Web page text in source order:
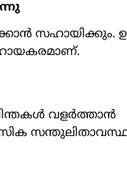
വളർത്താൻ